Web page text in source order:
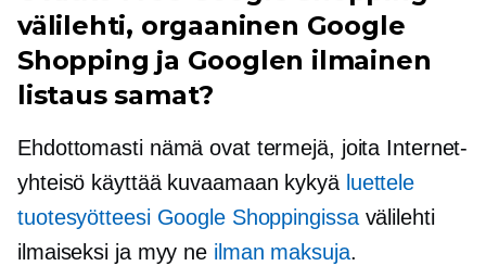
välilehti, orgaaninen Google
Shopping ja Googlen ilmainen
listaus samat?
Ehdottomasti nämä ovat termejä, joita Internet-
yhteisö käyttää kuvaamaan kykyä luettele
tuotesyötteesi Google Shoppingissavälilehti
ilmaiseksi ja myy ne ilman maksuja.